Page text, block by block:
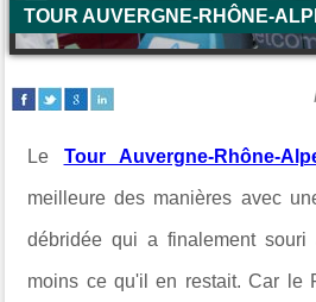
TOUR AUVERGNE-RHÔNE-
Le Tour Auvergne-Rhône-
meilleure des manières avec
débridée qui a finalement
moins ce qu'il en restait. Car le